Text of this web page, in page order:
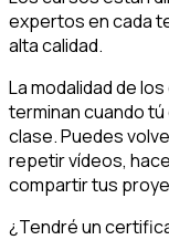
expertos en cada
alta calidad.
La modalidad de
terminan cuando tú
clase. Puedes
repetir vídeos,
compartir tus
¿Tendré un